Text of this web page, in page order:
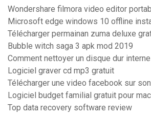
Wondershare filmora video editor
Microsoft edge windows 10 offline
Télécharger permainan zuma deluxe
Bubble witch saga 3 apk mod 2019
Comment nettoyer un disque dur interne
Logiciel graver cd mp3 gratuit
Télécharger une video facebook sur
Logiciel budget familial gratuit pour mac
Top data recovery software review